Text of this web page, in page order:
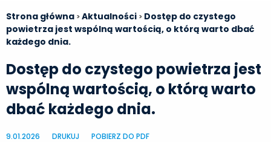
Strona główna >Aktualności > Dostęp do czystego
powietrza jest wspólną wartością, o którą warto dbać
każdego dnia.
Dostęp do czystego powietrza jest
wspólną wartością, o którą warto
dbać każdego dnia.
9.01.2026 DRUKUJ POBIERZ DO PDF